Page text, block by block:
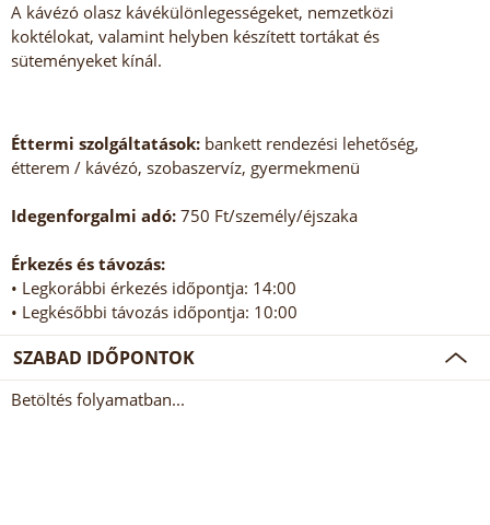
A kávézó olasz kávékülönlegességeket, nemzetközi
koktélokat, valamint helyben készített tortákat és
süteményeket kínál.
Éttermi szolgáltatások: bankett rendezési lehetőség,
étterem / kávézó, szobaszervíz, gyermekmenü
Idegenforgalmi adó: 750 Ft/személy/éjszaka
Érkezés és távozás:
• Legkorábbi érkezés időpontja: 14:00
• Legkésőbbi távozás időpontja: 10:00
SZABAD IDŐPONTOK
Betöltés folyamatban...